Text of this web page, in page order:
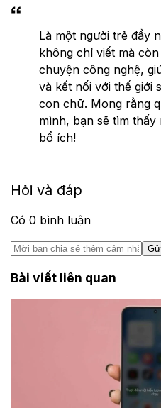
Là một người trẻ đầy
không chỉ viết mà
chuyện công nghệ,
và kết nối với thế giới
con chữ. Mong rằng
mình, bạn sẽ tìm
bổ ích!
Hỏi và đáp
Có 0 bình luận
Bài viết liên quan